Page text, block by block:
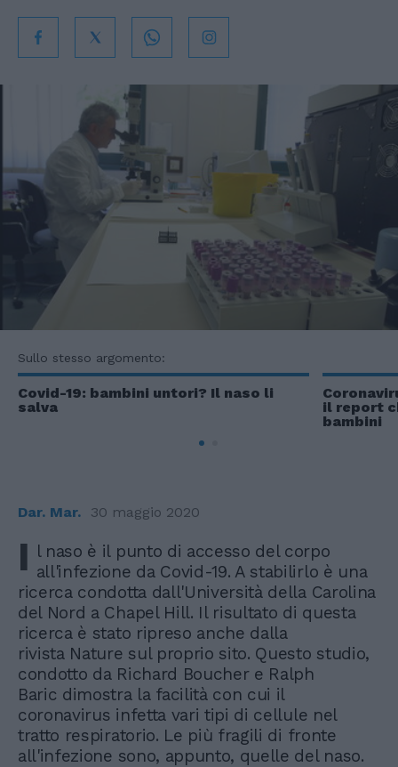
Sullo stesso argomento:
Covid-19: bambini untori? Il naso li
salva
il report
bambini
Dar. Mar. 30 maggio 2020
I l naso è il punto di accesso del corpo
all'infezione da Covid-19. A stabilirlo è una
ricerca condotta dall'Università della Carolina
del Nord a Chapel Hill. Il risultato di questa
ricerca è stato ripreso anche dalla
rivista Nature sul proprio sito. Questo studio,
condotto da Richard Boucher e Ralph
Baric dimostra la facilità con cui il
coronavirus infetta vari tipi di cellule nel
tratto respiratorio. Le più fragili di fronte
all'infezione sono, appunto, quelle del naso.